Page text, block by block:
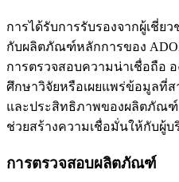
การได้รับการรับรองจากผู้เชี่ย
กับผลิตภัณฑ์หลักการของ
การตรวจสอบความน่าเชื่อถือ
ศึกษาวิจัยหรือเผยแพร่ข้อมูลที่
และประสิทธิภาพของผลิตภัณฑ์
ช่วยสร้างความเชื่อมั่นให้กับผู้บ
การตรวจสอบผลิตภัณฑ์